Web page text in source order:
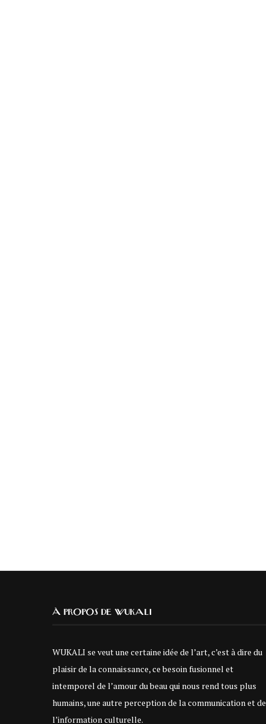
À PROPOS DE WUKALI
WUKALI se veut une certaine idée de l’art, c’est à dire du
plaisir de la connaissance, ce besoin fusionnel et
intemporel de l’amour du beau qui nous rend tous plus
humains, une autre perception de la communication et de
l’information culturelle.